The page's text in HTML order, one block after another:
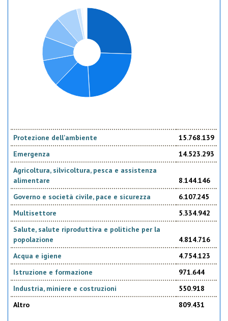
Protezione dell'ambiente
15.768.139
Emergenza
14.523.293
Agricoltura, silvicoltura, pesca e assistenza
alimentare
8.144.146
Governo e società civile, pace e sicurezza
6.107.245
Multisettore
5.334.942
Salute, salute riproduttiva e politiche per la
popolazione
4.814.716
Acqua e igiene
4.754.123
Istruzione e formazione
971.644
Industria, miniere e costruzioni
550.918
Altro
809.431